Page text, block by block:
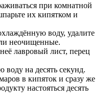
при комнатной
их кипятком и
воду, удалите
неочищенные.
лавровый лист, перец
на десять секунд.
в кипяток и сразу же
настояться десять